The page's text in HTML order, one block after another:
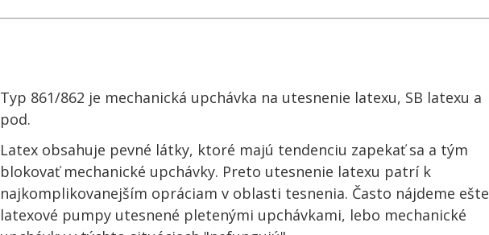
Typ 861/862 je mechanická upchávka na utesnenie latexu, SB latexu a
pod.
Latex obsahuje pevné látky, ktoré majú tendenciu zapekať sa a tým
blokovať mechanické upchávky. Preto utesnenie latexu patrí k
najkomplikovanejším opráciam v oblasti tesnenia. Často nájdeme ešte
latexové pumpy utesnené pletenými upchávkami, lebo mechanické